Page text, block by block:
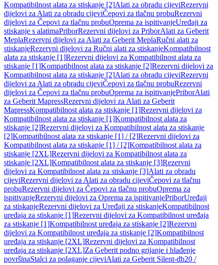
Kompatibilnost alata za stiskanje [2]Alati za obradu cijeviRezervni
dijelovi za Alati za obradu cijeviČepovi za tlačnu probuRezervni
dijelovi za Čepovi za tlačnu probuOprema za ispitivanjeUređaji za
stiskanje s alatimaPriborRezervni dijelovi za PriborAlati za Geberit
MeplaRezervni dijelovi za Alati za Geberit MeplaRučni alati za
stiskanjeRezervni dijelovi za Ručni alati za stiskanjeKompatibilnost
alata za stiskanje [1]Rezervni dijelovi za Kompatibilnost alata za
stiskanje [1]Kompatibilnost alata za stiskanje [2]Rezervni dijelovi za
Kompatibilnost alata za stiskanje [2]Alati za obradu cijeviRezervni
dijelovi za Alati za obradu cijeviČepovi za tlačnu probuRezervni
dijelovi za Čepovi za tlačnu probuOprema za ispitivanjePriborAlati
za Geberit MapressRezervni dijelovi za Alati za Geberit
MapressKompatibilnost alata za stiskanje [1]Rezervni dijelovi za
Kompatibilnost alata za stiskanje [1]Kompatibilnost alata za
stiskanje [2]Rezervni dijelovi za Kompatibilnost alata za stiskanje
[2]Kompatibilnost alata za stiskanje [1] / [2]Rezervni dijelovi za
Kompatibilnost alata za stiskanje [1] / [2]Kompatibilnost alata za
stiskanje [2XL]Rezervni dijelovi za Kompatibilnost alata za
stiskanje [2XL]Kompatibilnost alata za stiskanje [3]Rezervni
dijelovi za Kompatibilnost alata za stiskanje [3]Alati za obradu
cijeviRezervni dijelovi za Alati za obradu cijeviČepovi za tlačnu
probuRezervni dijelovi za Čepovi za tlačnu probuOprema za
ispitivanjeRezervni dijelovi za Oprema za ispitivanjePriborUređaji
za stiskanjeRezervni dijelovi za Uređaji za stiskanjeKompatibilnost
uređaja za stiskanje [1]Rezervni dijelovi za Kompatibilnost uređaja
za stiskanje [1]Kompatibilnost uređaja za stiskanje [2]Rezervni
dijelovi za Kompatibilnost uređaja za stiskanje [2]Kompatibilnost
uređaja za stiskanje [2XL]Rezervni dijelovi za Kompatibilnost
uređaja za stiskanje [2XL]Za Geberit podno grijanje i hlađenje
površinaStalci za polaganje cijeviAlati za Geberit Silent-db20 /